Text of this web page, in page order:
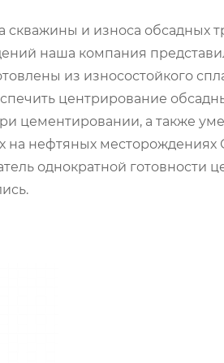
и износа обсадных
наша компания
из износостойкого
центрирование
цементировании, а также
на нефтяных месторождениях
однократной готовности